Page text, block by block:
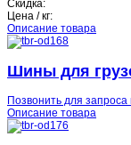
Скидка:
Цена / кг:
Описание товара
Шины для
Позвонить для
Описание товара